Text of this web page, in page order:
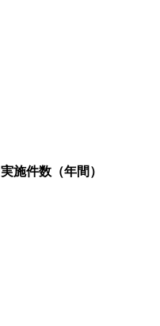
実施件数（年間）